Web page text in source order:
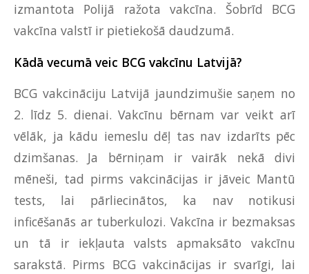
izmantota Polijā ražota vakcīna. Šobrīd BCG
vakcīna valstī ir pietiekošā daudzumā.
Kādā vecumā veic BCG vakcīnu Latvijā?
BCG vakcināciju Latvijā jaundzimušie saņem no
2. līdz 5. dienai. Vakcīnu bērnam var veikt arī
vēlāk, ja kādu iemeslu dēļ tas nav izdarīts pēc
dzimšanas. Ja bērniņam ir vairāk nekā divi
mēneši, tad pirms vakcinācijas ir jāveic Mantū
tests, lai pārliecinātos, ka nav notikusi
inficēšanās ar tuberkulozi. Vakcīna ir bezmaksas
un tā ir iekļauta valsts apmaksāto vakcīnu
sarakstā. Pirms BCG vakcinācijas ir svarīgi, lai